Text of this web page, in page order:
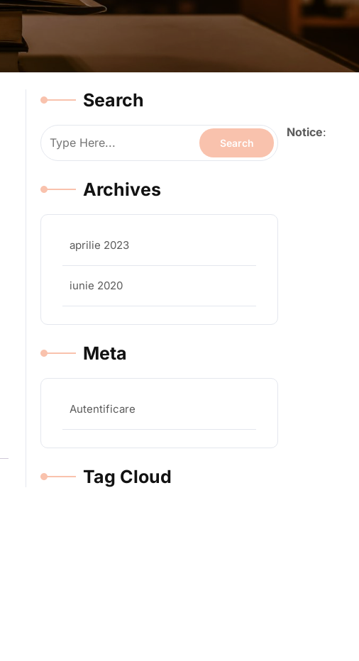
Search
Archives
aprilie 2023
iunie 2020
Meta
Autentificare
Tag Cloud
Notice: